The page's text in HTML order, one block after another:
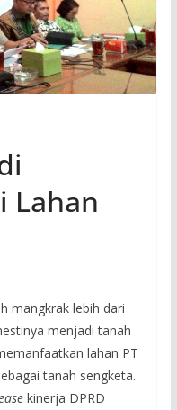
Lahan
mangkrak lebih dari
menjadi tanah
lahan PT
tanah sengketa.
kinerja DPRD